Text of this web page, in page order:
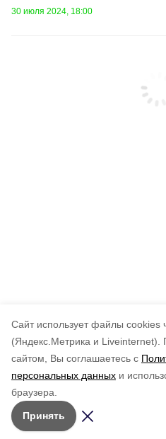
Cайт использует файлы cookies
(Яндекс.Метрика и Liveinternet).
сайтом, Вы соглашаетесь с
персональных данных и
браузера.
Принять
30 июля 2024, 18:00